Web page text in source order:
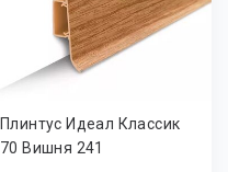
Плинтус Идеал Классик
70 Вишня 241